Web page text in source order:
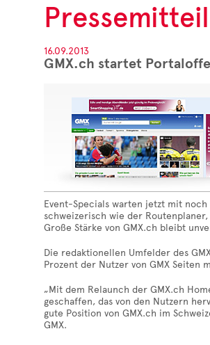
16.09.2013
GMX.ch startet
Event-Specials warten jetzt mit
schweizerisch wie der
Große Stärke von GMX.ch bleibt
Die redaktionellen Umfelder des
Prozent der Nutzer von GMX Seiten
„Mit dem Relaunch der GMX.ch
geschaffen, das von den Nutzern
gute Position von GMX.ch im
GMX.